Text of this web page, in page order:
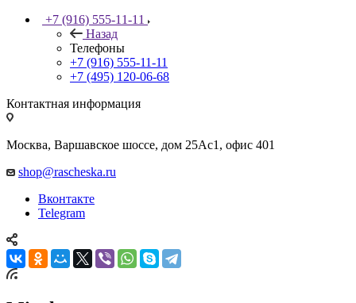
+7 (916) 555-11-11
Назад
Телефоны
+7 (916) 555-11-11
+7 (495) 120-06-68
Контактная информация
Москва, Варшавское шоссе, дом 25Аc1, офис 401
shop@rascheska.ru
Вконтакте
Telegram